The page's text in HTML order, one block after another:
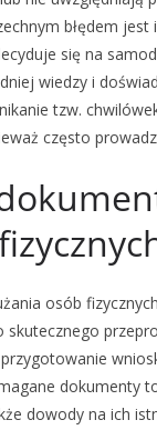
błędem
się na
wiedzy i
tzw.
często
osób
skutecznego
dokumenty
dowody na ich